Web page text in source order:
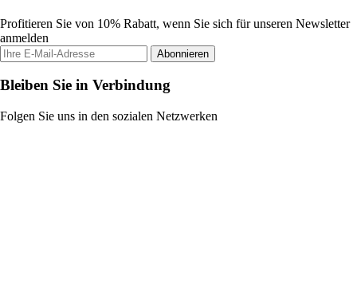
Profitieren Sie von 10% Rabatt, wenn Sie sich für unseren Newsletter
anmelden
Abonnieren
Bleiben Sie in Verbindung
Folgen Sie uns in den sozialen Netzwerken